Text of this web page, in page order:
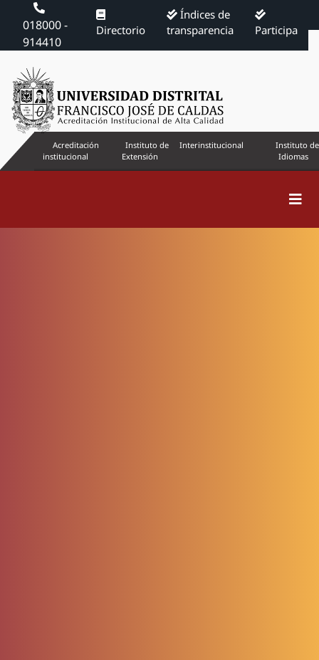
018000 -
914410
Directorio
Índices de
transparencia
Participa
Acreditación
institucional
Instituto de
Extensión
Interinstitucional
Instituto de
Idiomas